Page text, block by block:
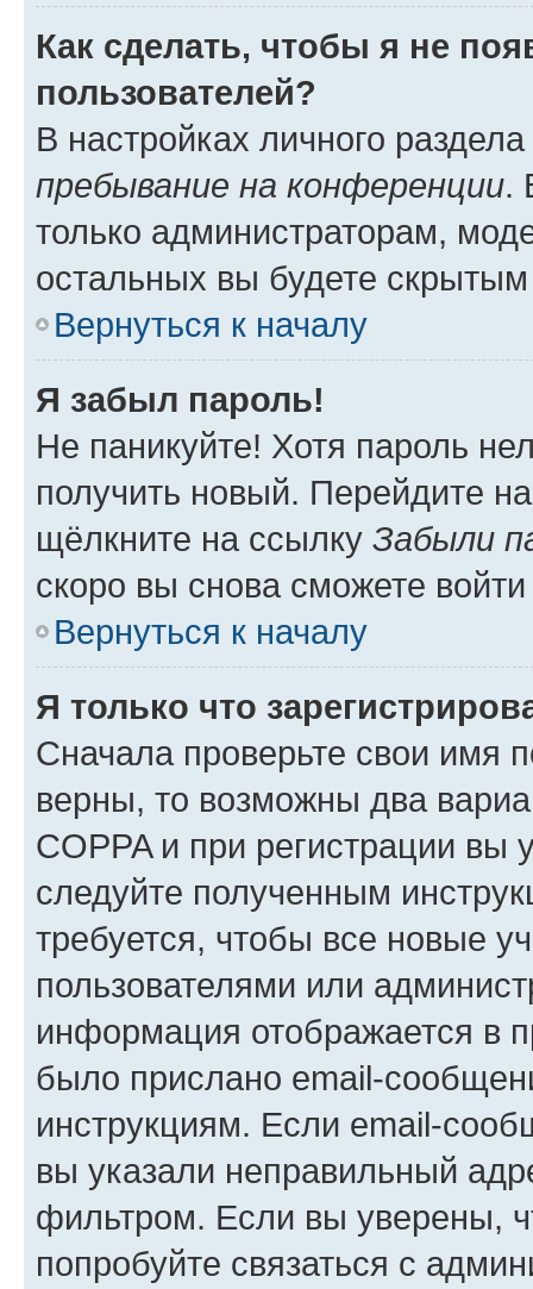
Как сделать, чтобы я не
пользователей?
В настройках личного
пребывание на конференции.
только администраторам,
остальных вы будете
Вернуться к началу
Я забыл пароль!
Не паникуйте! Хотя пароль
получить новый. Перейдите
щёлкните на ссылку Забыли
скоро вы снова сможете
Вернуться к началу
Я только что
Сначала проверьте свои имя
верны, то возможны два
COPPA и при регистрации вы
следуйте полученным
требуется, чтобы все новые
пользователями или
информация отображается в
было прислано email-
инструкциям. Если email-
вы указали неправильный
фильтром. Если вы уверены,
попробуйте связаться с